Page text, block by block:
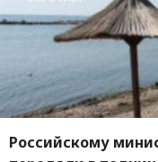
Российскому